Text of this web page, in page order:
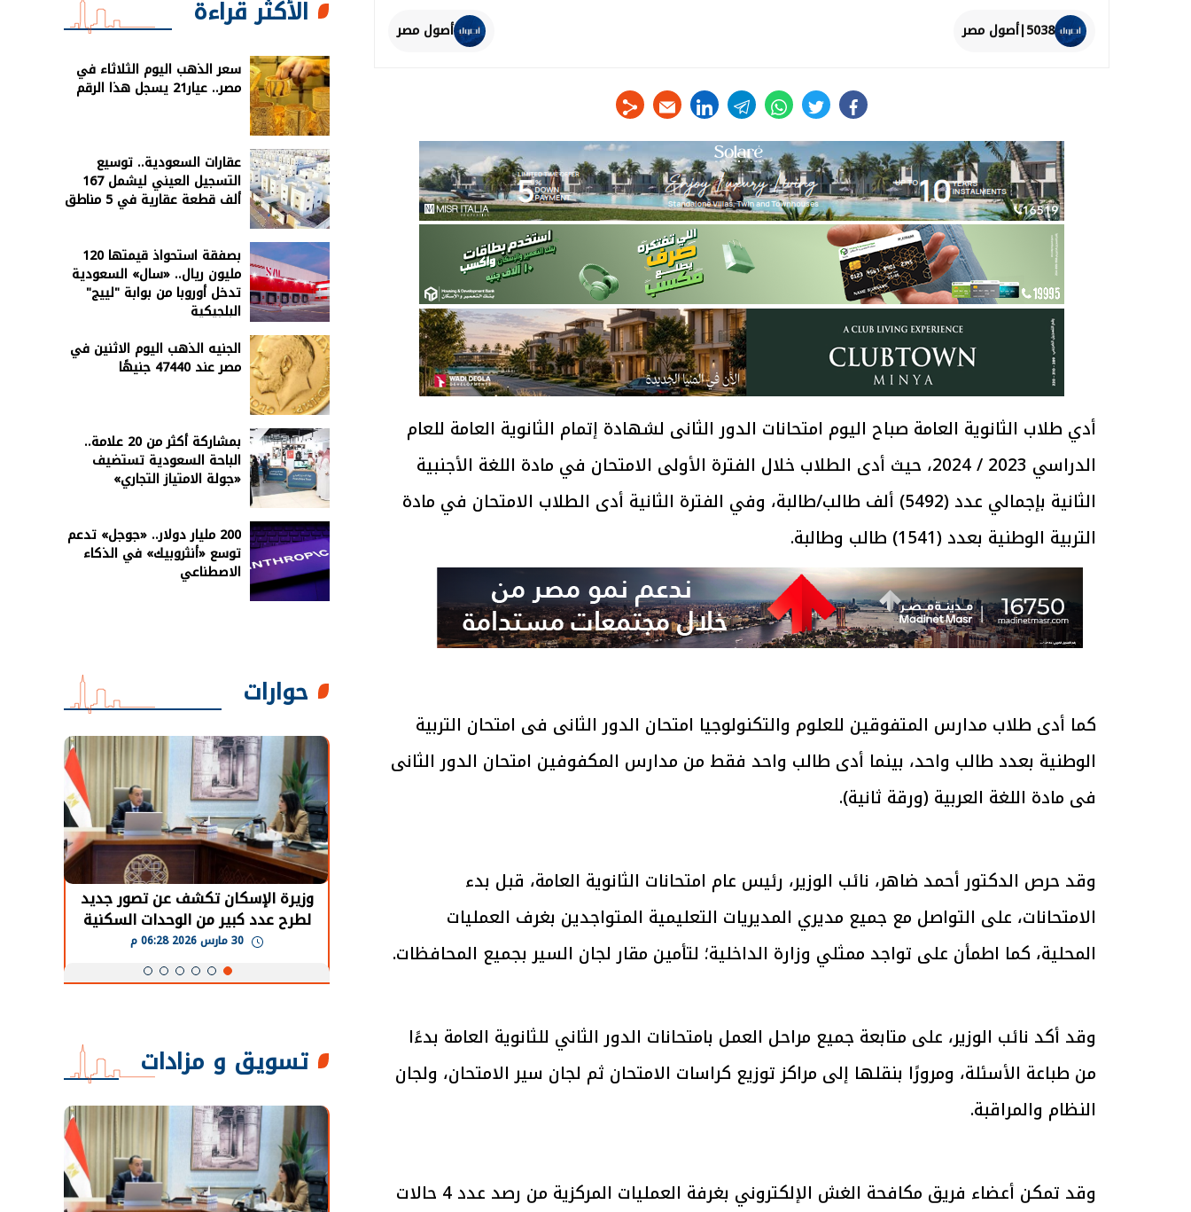
5038|أصول مصر أصول مصر
facebook
twitter
whats
telegram
linkedin
أدي طلاب الثانوية العامة صباح اليوم امتحانات الدور الثانى لشهادة إتمام الثانوية العامة للعام
الدراسي 2023 / 2024، حيث أدى الطلاب خلال الفترة الأولى الامتحان في مادة اللغة الأجنبية
الثانية بإجمالي عدد (5492) ألف طالب/طالبة، وفي الفترة الثانية أدى الطلاب الامتحان في مادة
التربية الوطنية بعدد (1541) طالب وطالبة.
كما أدى طلاب مدارس المتفوقين للعلوم والتكنولوجيا امتحان الدور الثانى فى امتحان التربية
الوطنية بعدد طالب واحد، بينما أدى طالب واحد فقط من مدارس المكفوفين امتحان الدور الثانى
فى مادة اللغة العربية (ورقة ثانية).
وقد حرص الدكتور أحمد ضاهر، نائب الوزير، رئيس عام امتحانات الثانوية العامة، قبل بدء
الامتحانات، على التواصل مع جميع مديري المديريات التعليمية المتواجدين بغرف العمليات
المحلية، كما اطمأن على تواجد ممثلي وزارة الداخلية؛ لتأمين مقار لجان السير بجميع المحافظات.
وقد أكد نائب الوزير، على متابعة جميع مراحل العمل بامتحانات الدور الثاني للثانوية العامة بدءًا
من طباعة الأسئلة، ومرورًا بنقلها إلى مراكز توزيع كراسات الامتحان ثم لجان سير الامتحان، ولجان
النظام والمراقبة.
وقد تمكن أعضاء فريق مكافحة الغش الإلكتروني بغرفة العمليات المركزية من رصد عدد 4 حالات
الأكثر قراءة
سعر الذهب اليوم الثلاثاء في
مصر.. عيار21 يسجل هذا الرقم
عقارات السعودية.. توسيع
التسجيل العيني ليشمل 167
ألف قطعة عقارية في 5 مناطق
بصفقة استحواذ قيمتها 120
مليون ريال.. «سال» السعودية
تدخل أوروبا من بوابة "لييج"
البلجيكية
الجنيه الذهب اليوم الاثنين في
مصر عند 47440 جنيهًا
بمشاركة أكثر من 20 علامة..
الباحة السعودية تستضيف
«جولة الامتياز التجاري»
200 مليار دولار.. «جوجل» تدعم
توسع «أنثروبيك» في الذكاء
الاصطناعي
حوارات
الرئيس السيسي: تداعيات خطيرة على
الاقتصاد العالمي وأسعار الوقود حال
استمرار الأزمة في الشرق الأوسط
رئيس الوزراء يتابع الإجراءات الخاصة
بتنفيذ التوجيهات الرئاسية بطرح وحدات
سكنية بالإيجار للمواطنين
واسع.. والبترول: مصر تعزز مكانتها
بوصفها مركزًا إقليميًّا للطاقة
وزيرة الإسكان تكشف عن تصور جديد
لطرح عدد كبير من الوحدات السكنية
بنظام الإيجار
تسويق و مزادات